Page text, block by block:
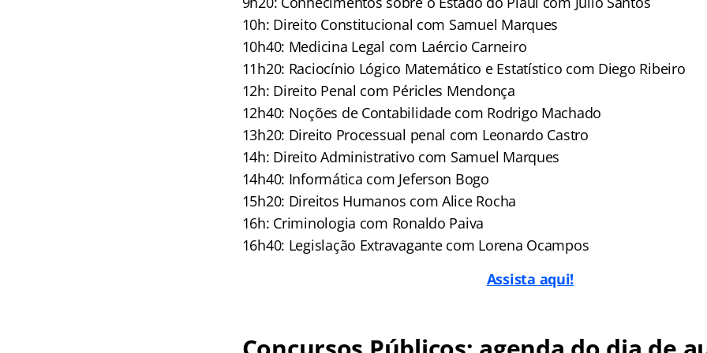
10h: Direito Constitucional com Samuel Marques
10h40: Medicina Legal com Laércio Carneiro
11h20: Raciocínio Lógico Matemático e Estatístico com Diego Ribeiro
12h: Direito Penal com Péricles Mendonça
12h40: Noções de Contabilidade com Rodrigo Machado
13h20: Direito Processual penal com Leonardo Castro
14h: Direito Administrativo com Samuel Marques
14h40: Informática com Jeferson Bogo
15h20: Direitos Humanos com Alice Rocha
16h: Criminologia com Ronaldo Paiva
16h40: Legislação Extravagante com Lorena Ocampos
Assista aqui!